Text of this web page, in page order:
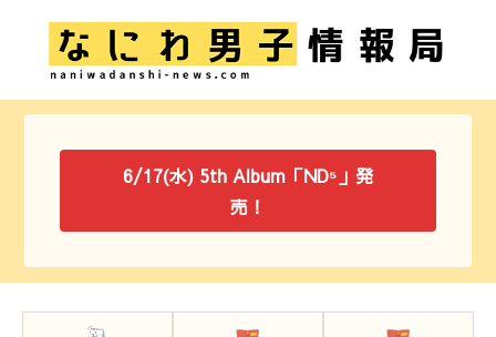
6/17(水) 5th Album「ND⁵」発
売！